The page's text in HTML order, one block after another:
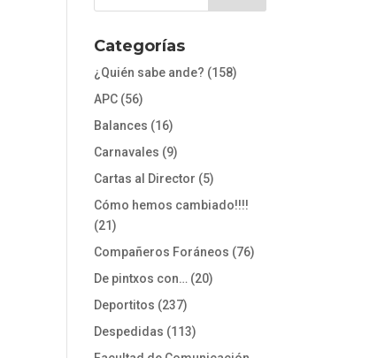
Categorías
¿Quién sabe ande? (158)
APC (56)
Balances (16)
Carnavales (9)
Cartas al Director (5)
Cómo hemos cambiado!!!!
(21)
Compañeros Foráneos (76)
De pintxos con… (20)
Deportitos (237)
Despedidas (113)